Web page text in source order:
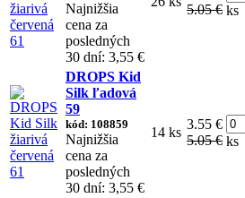
Najnižšia
cena za
posledných
30 dní: 3,55 €
5.05 € ks
DROPS Kid
Silk ľadová
59
kód: 108859
Najnižšia
cena za
posledných
30 dní: 3,55 €
14 ks
3.55 €
5.05 € ks